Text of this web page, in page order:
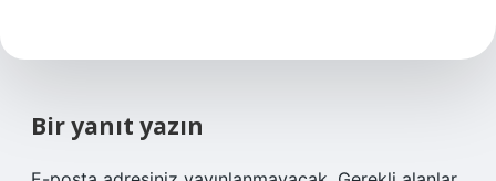
Bir yanıt yazın